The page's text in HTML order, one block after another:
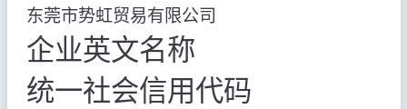
东莞市势虹贸易有限公司
企业英文名称
统一社会信用代码